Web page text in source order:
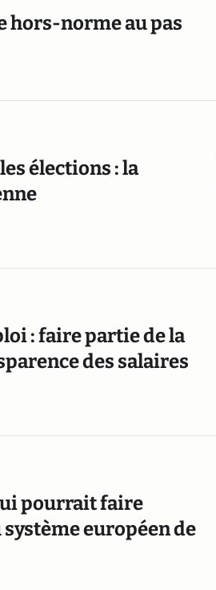
hors-norme au pas
élections : la
: faire partie de la
des salaires
pourrait faire
européen de